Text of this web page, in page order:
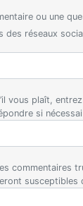
ou une
des réseaux
vous plaît,
si
commentaires
susceptibles